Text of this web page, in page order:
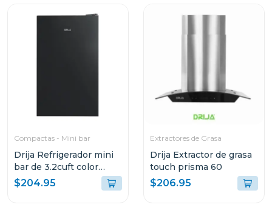
Compactas - Mini bar
Drija Refrigerador mini
bar de 3.2cuft color
negro
$204.95
Extractores de Grasa
Drija Extractor de grasa
touch prisma 60
$206.95